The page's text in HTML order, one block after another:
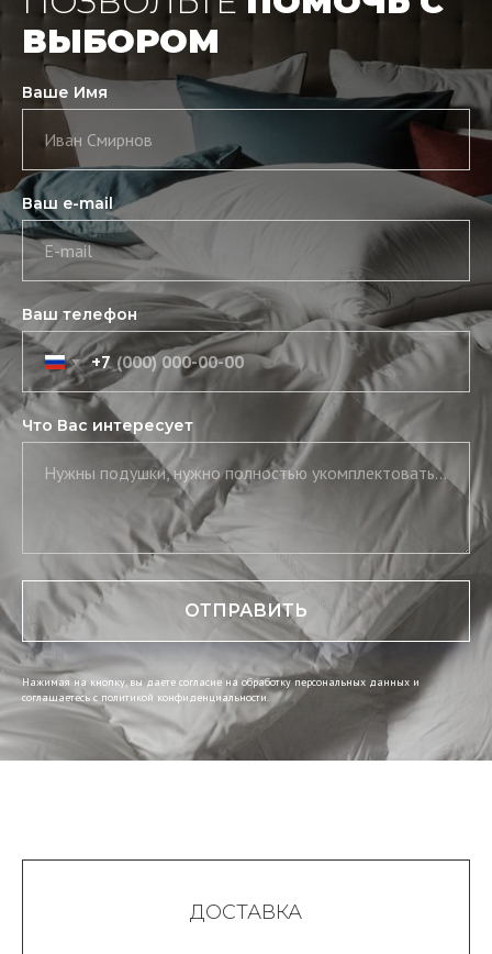
ВЫБОРОМ
Ваше Имя
Иван Смирнов
Ваш e-mail
E-mail
Ваш телефон
+7
Что Вас интересует
Нужны подушки, нужно полностью укомплектовать постель, нужны скатерть и салфетки
ОТПРАВИТЬ
Нажимая на кнопку, вы даете согласие на обработку персональных данных и
соглашаетесь c политикой конфиденциальности.
ДОСТАВКА